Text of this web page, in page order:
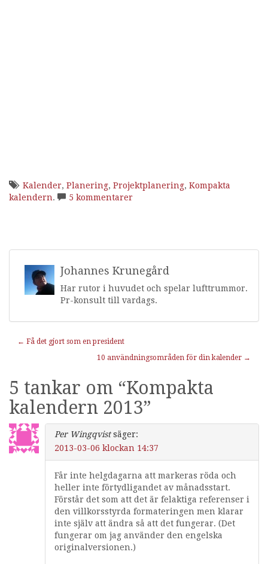
Kalender, Planering, Projektplanering, Kompakta
kalendern. 5 kommentarer
Johannes Krunegård
Har rutor i huvudet och spelar lufttrummor.
Pr-konsult till vardags.
Inläggnavigering
← Få det gjort som en president
10 användningsområden för din kalender →
5 tankar om “Kompakta
kalendern 2013”
Per Wingqvist säger:
2013-03-06 klockan 14:37
Får inte helgdagarna att markeras röda och
heller inte förtydligandet av månadsstart.
Förstår det som att det är felaktiga referenser i
den villkorsstyrda formateringen men klarar
inte själv att ändra så att det fungerar. (Det
fungerar om jag använder den engelska
originalversionen.)